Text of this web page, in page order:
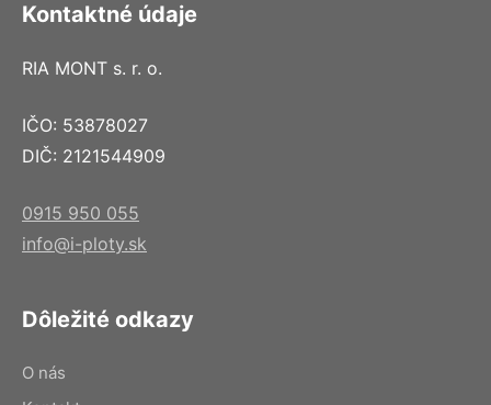
Kontaktné údaje
RIA MONT s. r. o.
IČO: 53878027
DIČ: 2121544909
0915 950 055
info@i-ploty.sk
Dôležité odkazy
O nás